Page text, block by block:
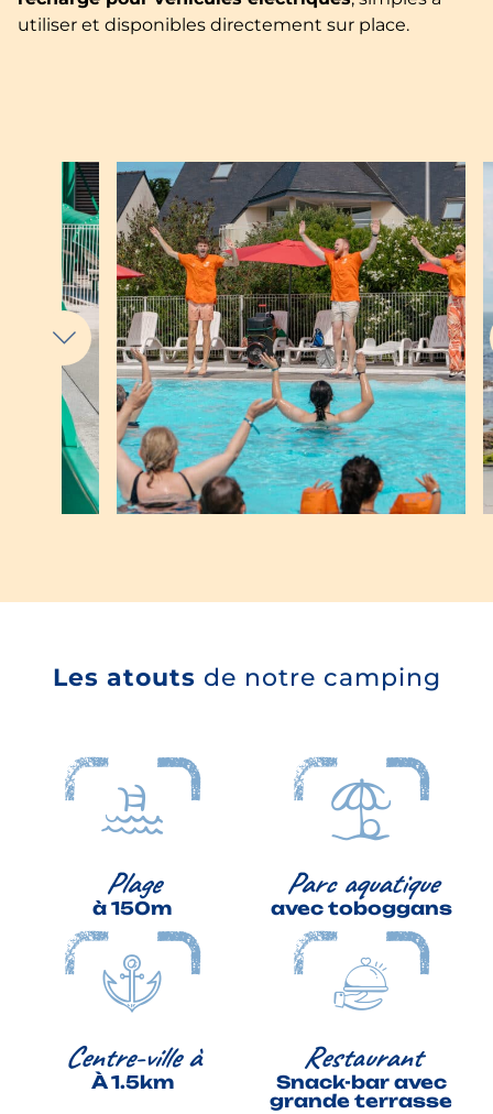
utiliser et disponibles directement sur place.
Les atouts de notre camping
Plage
à 150m
Parc aquatique
avec toboggans
Centre-ville à
À 1.5km
Restaurant
Snack-bar avec
grande terrasse